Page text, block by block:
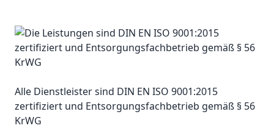
Alle Dienstleister sind DIN EN ISO 9001:2015
zertifiziert und Entsorgungsfachbetrieb gemäß § 56
KrWG